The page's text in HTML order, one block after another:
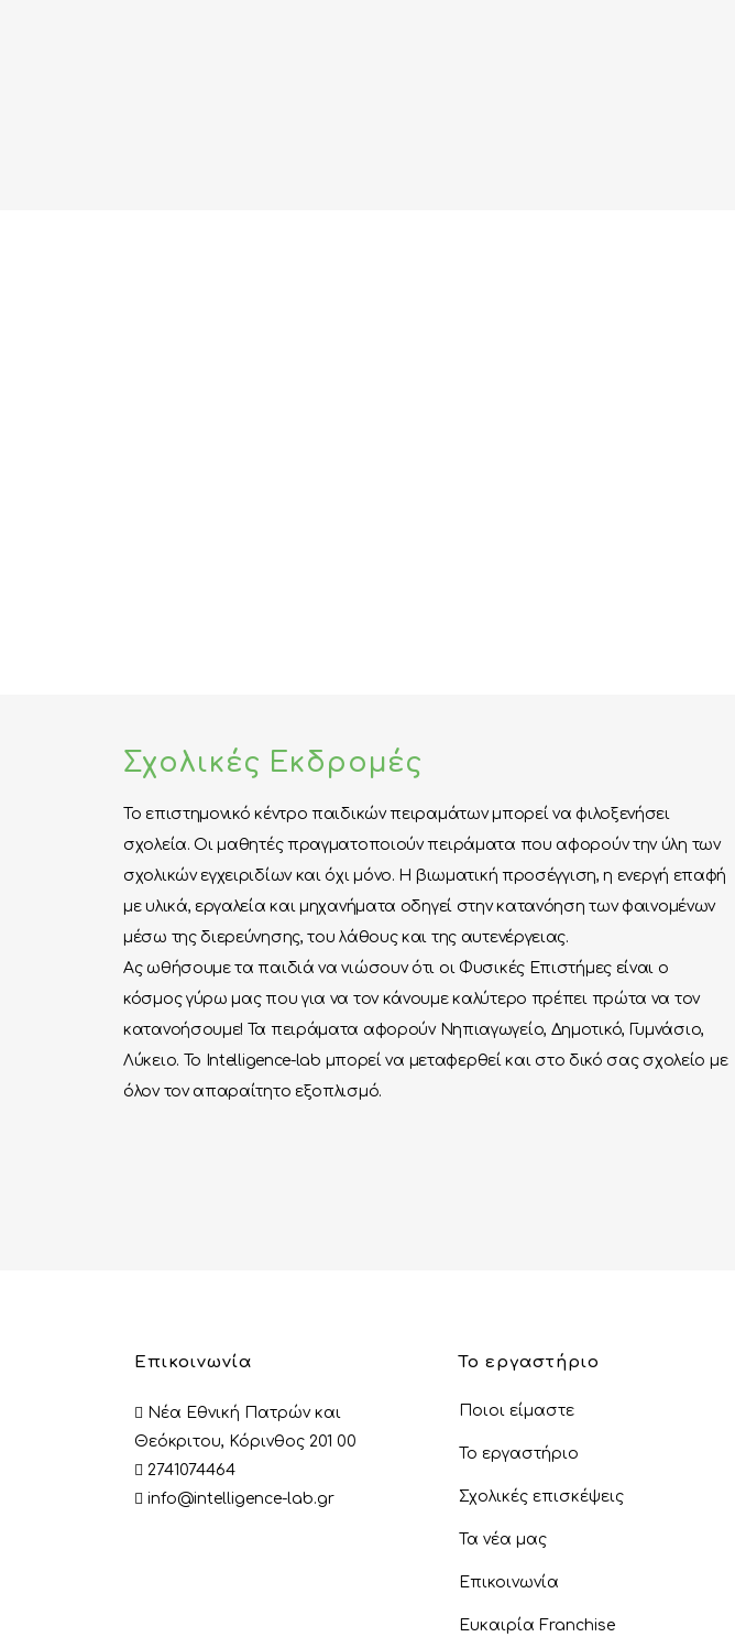
Σχολικές Εκδρομές
Το επιστημονικό κέντρο παιδικών πειραμάτων μπορεί να φιλοξενήσει
σχολεία. Οι μαθητές πραγματοποιούν πειράματα που αφορούν την ύλη των
σχολικών εγχειριδίων και όχι μόνο. Η βιωματική προσέγγιση, η ενεργή επαφή
με υλικά, εργαλεία και μηχανήματα οδηγεί στην κατανόηση των φαινομένων
μέσω της διερεύνησης, του λάθους και της αυτενέργειας.
Ας ωθήσουμε τα παιδιά να νιώσουν ότι οι Φυσικές Επιστήμες είναι ο
κόσμος γύρω μας που για να τον κάνουμε καλύτερο πρέπει πρώτα να τον
κατανοήσουμε! Τα πειράματα αφορούν Νηπιαγωγείο, Δημοτικό, Γυμνάσιο,
Λύκειο. Το Intelligence-lab μπορεί να μεταφερθεί και στο δικό σας σχολείο με
όλον τον απαραίτητο εξοπλισμό.
Επικοινωνία
Νέα Εθνική Πατρών και
Θεόκριτου, Κόρινθος 201 00
2741074464
info@intelligence-lab.gr
Το εργαστήριο
Ποιοι είμαστε
Το εργαστήριο
Σχολικές επισκέψεις
Τα νέα μας
Επικοινωνία
Ευκαιρία Franchise